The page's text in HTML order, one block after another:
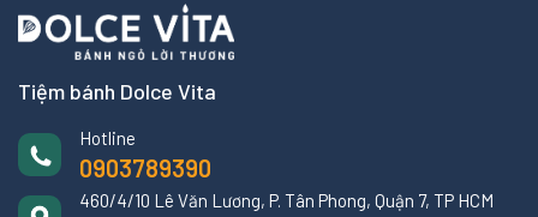
Tiệm bánh Dolce Vita
Hotline
0903789390
460/4/10 Lê Văn Lương, P. Tân Phong, Quận 7, TP HCM